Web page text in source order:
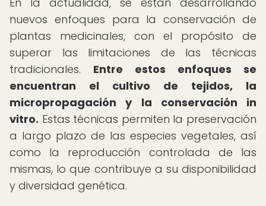
nuevos enfoques para la conservación de
plantas medicinales, con el propósito de
superar las limitaciones de las técnicas
tradicionales. Entre estos enfoques se
encuentran el cultivo de tejidos, la
micropropagación y la conservación in
vitro. Estas técnicas permiten la preservación
a largo plazo de las especies vegetales, así
como la reproducción controlada de las
mismas, lo que contribuye a su disponibilidad
y diversidad genética.